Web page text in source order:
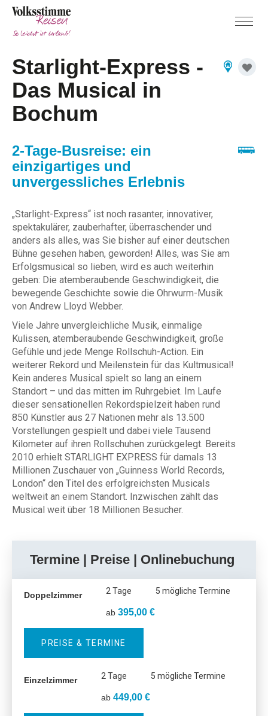
Starlight-Express -
Das Musical in
Bochum
2-Tage-Busreise: ein
einzigartiges und
unvergessliches Erlebnis
„Starlight-Express“ ist noch rasanter, innovativer,
spektakulärer, zauberhafter, überraschender und
anders als alles, was Sie bisher auf einer deutschen
Bühne gesehen haben, geworden! Alles, was Sie am
Erfolgsmusical so lieben, wird es auch weiterhin
geben: Die atemberaubende Geschwindigkeit, die
bewegende Geschichte sowie die Ohrwurm-Musik
von Andrew Lloyd Webber.
Viele Jahre unvergleichliche Musik, einmalige
Kulissen, atemberaubende Geschwindigkeit, große
Gefühle und jede Menge Rollschuh-Action. Ein
weiterer Rekord und Meilenstein für das Kultmusical!
Kein anderes Musical spielt so lang an einem
Standort – und das mitten im Ruhrgebiet. Im Laufe
dieser sensationellen Rekordspielzeit haben rund
850 Künstler aus 27 Nationen mehr als 13.500
Vorstellungen gespielt und dabei viele Tausend
Kilometer auf ihren Rollschuhen zurückgelegt. Bereits
2010 erhielt STARLIGHT EXPRESS für damals 13
Millionen Zuschauer von „Guinness World Records,
London“ den Titel des erfolgreichsten Musicals
weltweit an einem Standort. Inzwischen zählt das
Musical weit über 18 Millionen Besucher.
Termine | Preise | Onlinebuchung
Doppelzimmer 2 Tage 5 mögliche Termine
ab 395,00 €
PREISE & TERMINE
Einzelzimmer 2 Tage 5 mögliche Termine
ab 449,00 €